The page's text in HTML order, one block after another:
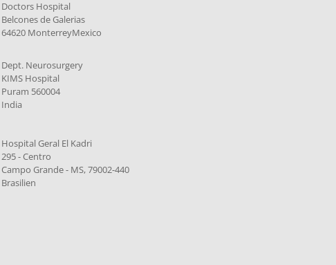
Doctors Hospital
Belcones de Galerias
64620 MonterreyMexico
Dept. Neurosurgery
KIMS Hospital
Puram 560004
India
Hospital Geral El Kadri
295 - Centro
Campo Grande - MS, 79002-440
Brasilien